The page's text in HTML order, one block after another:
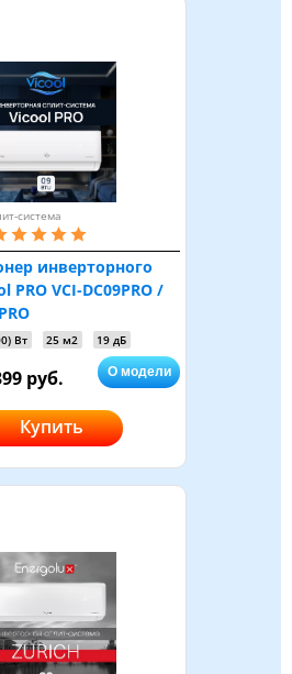
система
инверторного
PRO VCI-DC09PRO /
Вт 25 м2 19 дБ
руб. О модели
Купить